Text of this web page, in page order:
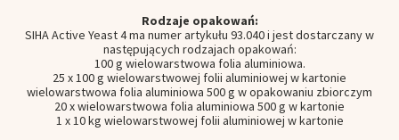
Rodzaje opakowań:
SIHA Active Yeast 4 ma numer artykułu 93.040 i jest dostarczany w
następujących rodzajach opakowań:
100 g wielowarstwowa folia aluminiowa.
25 x 100 g wielowarstwowej folii aluminiowej w kartonie
wielowarstwowa folia aluminiowa 500 g w opakowaniu zbiorczym
20 x wielowarstwowa folia aluminiowa 500 g w kartonie
1 x 10 kg wielowarstwowej folii aluminiowej w kartonie